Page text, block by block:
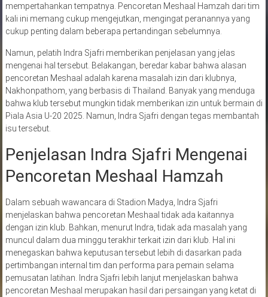
mempertahankan tempatnya. Pencoretan Meshaal Hamzah dari tim
kali ini memang cukup mengejutkan, mengingat peranannya yang
cukup penting dalam beberapa pertandingan sebelumnya.
Namun, pelatih Indra Sjafri memberikan penjelasan yang jelas
mengenai hal tersebut. Belakangan, beredar kabar bahwa alasan
pencoretan Meshaal adalah karena masalah izin dari klubnya,
Nakhonpathom, yang berbasis di Thailand. Banyak yang menduga
bahwa klub tersebut mungkin tidak memberikan izin untuk bermain di
Piala Asia U-20 2025. Namun, Indra Sjafri dengan tegas membantah
isu tersebut.
Penjelasan Indra Sjafri Mengenai
Pencoretan Meshaal Hamzah
Dalam sebuah wawancara di Stadion Madya, Indra Sjafri
menjelaskan bahwa pencoretan Meshaal tidak ada kaitannya
dengan izin klub. Bahkan, menurut Indra, tidak ada masalah yang
muncul dalam dua minggu terakhir terkait izin dari klub. Hal ini
menegaskan bahwa keputusan tersebut lebih di dasarkan pada
pertimbangan internal tim dan performa para pemain selama
pemusatan latihan. Indra Sjafri lebih lanjut menjelaskan bahwa
pencoretan Meshaal merupakan hasil dari persaingan yang ketat di